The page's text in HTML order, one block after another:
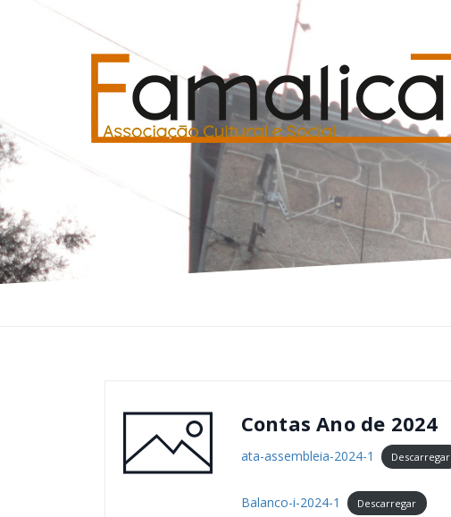
Contas Ano de 2024
ata-assembleia-2024-1 Descarregar
Balanco-i-2024-1 Descarregar